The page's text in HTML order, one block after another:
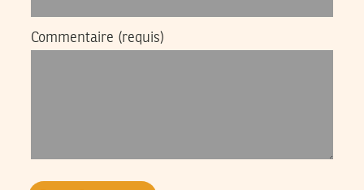
Commentaire (requis)